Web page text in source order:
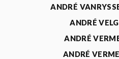
ANDRÉ
ANDRÉ
ANDRÉ
ANDRÉ